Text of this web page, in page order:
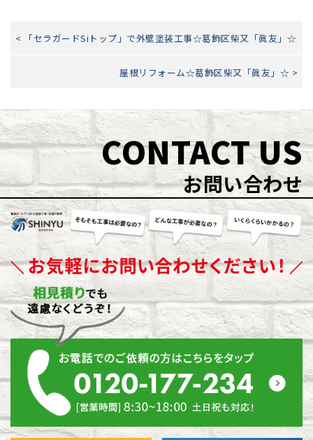
< 「セラガードSiトップ」で外壁塗装工事☆葛飾区柴又「眞友」☆
屋根リフォーム☆葛飾区柴又「眞友」☆ >
CONTACT US
お問い合わせ